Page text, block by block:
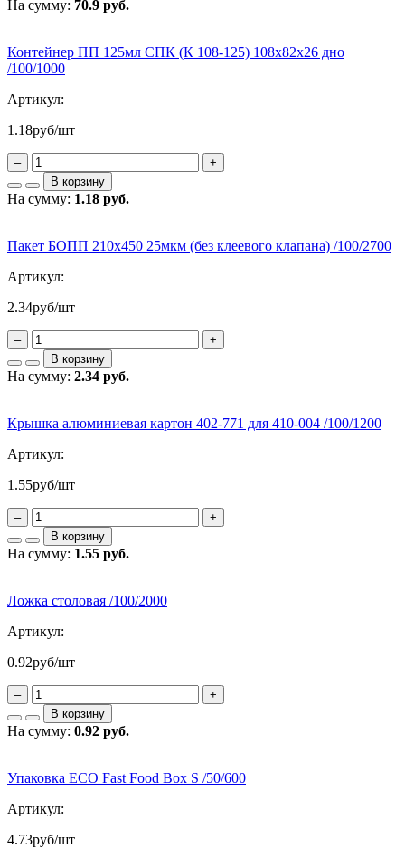
На сумму: 70.9 руб.
Контейнер ПП 125мл СПК (К 108-125) 108х82х26 дно
/100/1000
Артикул:
1.18руб/шт
–
+
В корзину
На сумму: 1.18 руб.
Пакет БОПП 210х450 25мкм (без клеевого клапана) /100/2700
Артикул:
2.34руб/шт
–
+
В корзину
На сумму: 2.34 руб.
Крышка алюминиевая картон 402-771 для 410-004 /100/1200
Артикул:
1.55руб/шт
–
+
В корзину
На сумму: 1.55 руб.
Ложка столовая /100/2000
Артикул:
0.92руб/шт
–
+
В корзину
На сумму: 0.92 руб.
Упаковка ECO Fast Food Box S /50/600
Артикул:
4.73руб/шт